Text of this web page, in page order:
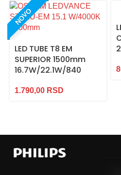
LED TUBE T8 EM
SUPERIOR 1500mm
16.7W/22.1W/840
NOVO
1.790,00 RSD